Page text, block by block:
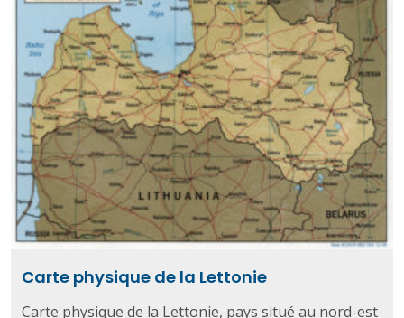
Carte physique de la Lettonie
Carte physique de la Lettonie, pays situé au nord-est